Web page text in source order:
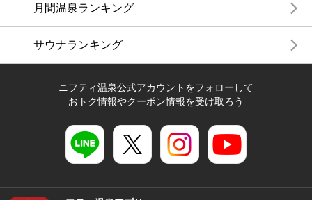
月間温泉ランキング
サウナランキング
ニフティ温泉公式アカウントをフォローして
おトク情報やクーポン情報を受け取ろう